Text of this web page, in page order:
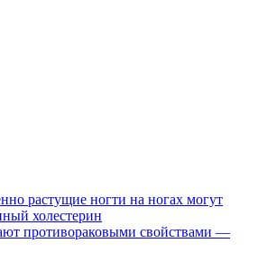
растущие ногти на ногах могут
холестерин
противораковыми свойствами —